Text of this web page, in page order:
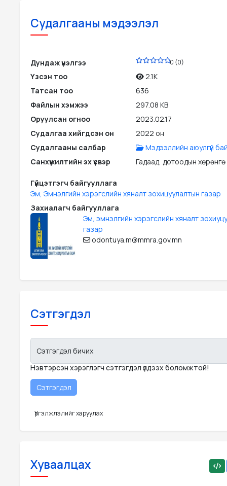
Судалгааны мэдээлэл
Дундаж үнэлгээ 0 (0)
Үзсэн тоо
2.1K
Татсан тоо
636
Файлын хэмжээ
297.08 KB
Оруулсан огноо
2023.02.17
Судалгаа хийгдсэн он
2022 он
Судалгааны салбар
Мэдээллийн аюулгүй
Санхүүжилтийн эх үүсвэр
Гадаад, дотоодын
Гүйцэтгэгч байгууллага
Эм, Эмнэлгийн хэрэгслийн хяналт зохицуулалтын газар
Захиалагч байгууллага
Эм, эмнэлгийн хэрэгслийн хяналт
газар
odontuya.m@mmra.gov.mn
Сэтгэгдэл
Сэтгэгдэл бичих
Нэвтэрсэн хэрэглэгч сэтгэгдэл үлдээх боломжтой!
Үргэлжлэлийг харуулах
Хуваалцах